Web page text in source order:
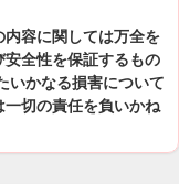
容に関しては万全を
全性を保証するもの
いかなる損害について
切の責任を負いかね